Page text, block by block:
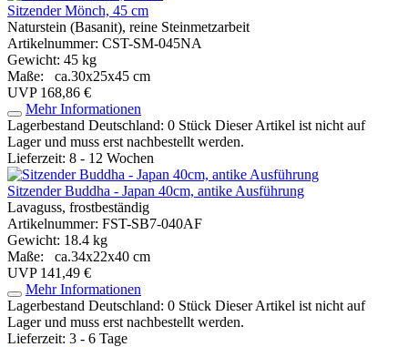
Sitzender Mönch, 45 cm
Naturstein (Basanit), reine Steinmetzarbeit
Artikelnummer: CST-SM-045NA
Gewicht: 45 kg
Maße: ca.30x25x45 cm
UVP 168,86 €
Mehr Informationen
Lagerbestand Deutschland: 0 Stück Dieser Artikel ist nicht auf
Lager und muss erst nachbestellt werden.
Lieferzeit: 8 - 12 Wochen
Sitzender Buddha - Japan 40cm, antike Ausführung
Lavaguss, frostbeständig
Artikelnummer: FST-SB7-040AF
Gewicht: 18.4 kg
Maße: ca.34x22x40 cm
UVP 141,49 €
Mehr Informationen
Lagerbestand Deutschland: 0 Stück Dieser Artikel ist nicht auf
Lager und muss erst nachbestellt werden.
Lieferzeit: 3 - 6 Tage